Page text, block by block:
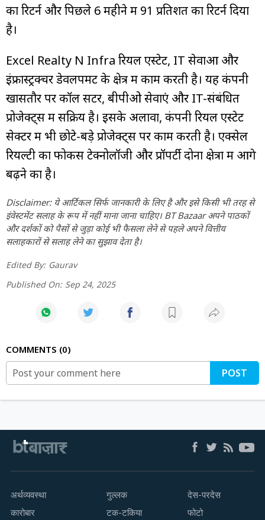
का रिटर्न और पिछले 6 महीने में 91 प्रतिशत का रिटर्न दिया
है।
Excel Realty N Infra रियल एस्टेट, IT सेवाओं और
इंफ्रास्ट्रक्चर डेवलपमेंट के क्षेत्र में काम करती है। यह कंपनी
खासतौर पर कॉल सेंटर, बीपीओ सेवाएं और IT-संबंधित
प्रोजेक्ट्स में सक्रिय है। इसके अलावा, कंपनी रियल एस्टेट
सेक्टर में भी छोटे-बड़े प्रोजेक्ट्स पर काम करती है। एक्सेल
रियल्टी का फोकस टेक्नोलॉजी और प्रॉपर्टी दोनों क्षेत्रों में आगे
बढ़ने का है।
Disclaimer: ये आर्टिकल सिर्फ जानकारी के लिए है और इसे किसी भी तरह से
इंवेस्टमेंट सलाह के रूप में नहीं माना जाना चाहिए। BT Bazaar अपने पाठकों
और दर्शकों को पैसों से जुड़ा कोई भी फैसला लेने से पहले अपने वित्तीय
सलाहकारों से सलाह लेने का सुझाव देता है।
Edited By: Gaurav
Published On: Sep 24, 2025
COMMENTS 0
POST
अर्थव्यवस्था
कारोबार
गुल्लक
टक-टकिया
देस-परदेस
फोटो